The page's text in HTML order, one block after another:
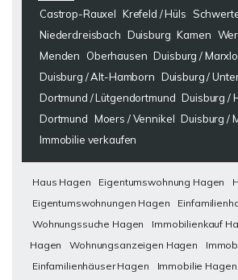
Castrop-Rauxel Krefeld / Hüls
Niederdreisbach Duisburg Kamen
Menden
Oberhausen Duisburg /
Duisburg / Alt-Hamborn Duisburg /
Dortmund / Lütgendortmund Duisburg /
Dortmund Moers / Vennikel Duisburg /
Immobilie verkaufen
Haus Hagen Eigentumswohnung Hagen
Eigentumswohnungen Hagen
Wohnungssuche Hagen
Immobilienkauf
Hagen
Wohnungsanzeigen Hagen
Einfamilienhäuser Hagen
Immobilie Hagen